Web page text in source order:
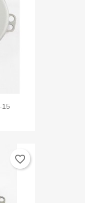
15
favorite_border